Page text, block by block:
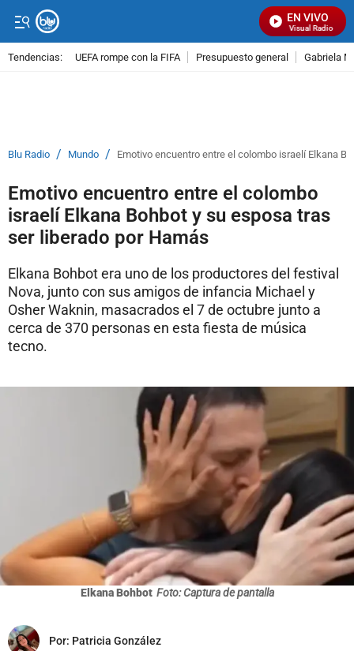
EN VIVO
Señal Visual Radio
Tendencias: UEFA rompe con la FIFA Presupuesto general Gabriela
Blu Radio / Mundo / Emotivo encuentro entre el colombo israelí Elkana
Emotivo encuentro entre el colombo
israelí Elkana Bohbot y su esposa tras
ser liberado por Hamás
Elkana Bohbot era uno de los productores del festival
Nova, junto con sus amigos de infancia Michael y
Osher Waknin, masacrados el 7 de octubre junto a
cerca de 370 personas en esta fiesta de música
tecno.
Elkana Bohbot Foto: Captura de pantalla
Por: Patricia González